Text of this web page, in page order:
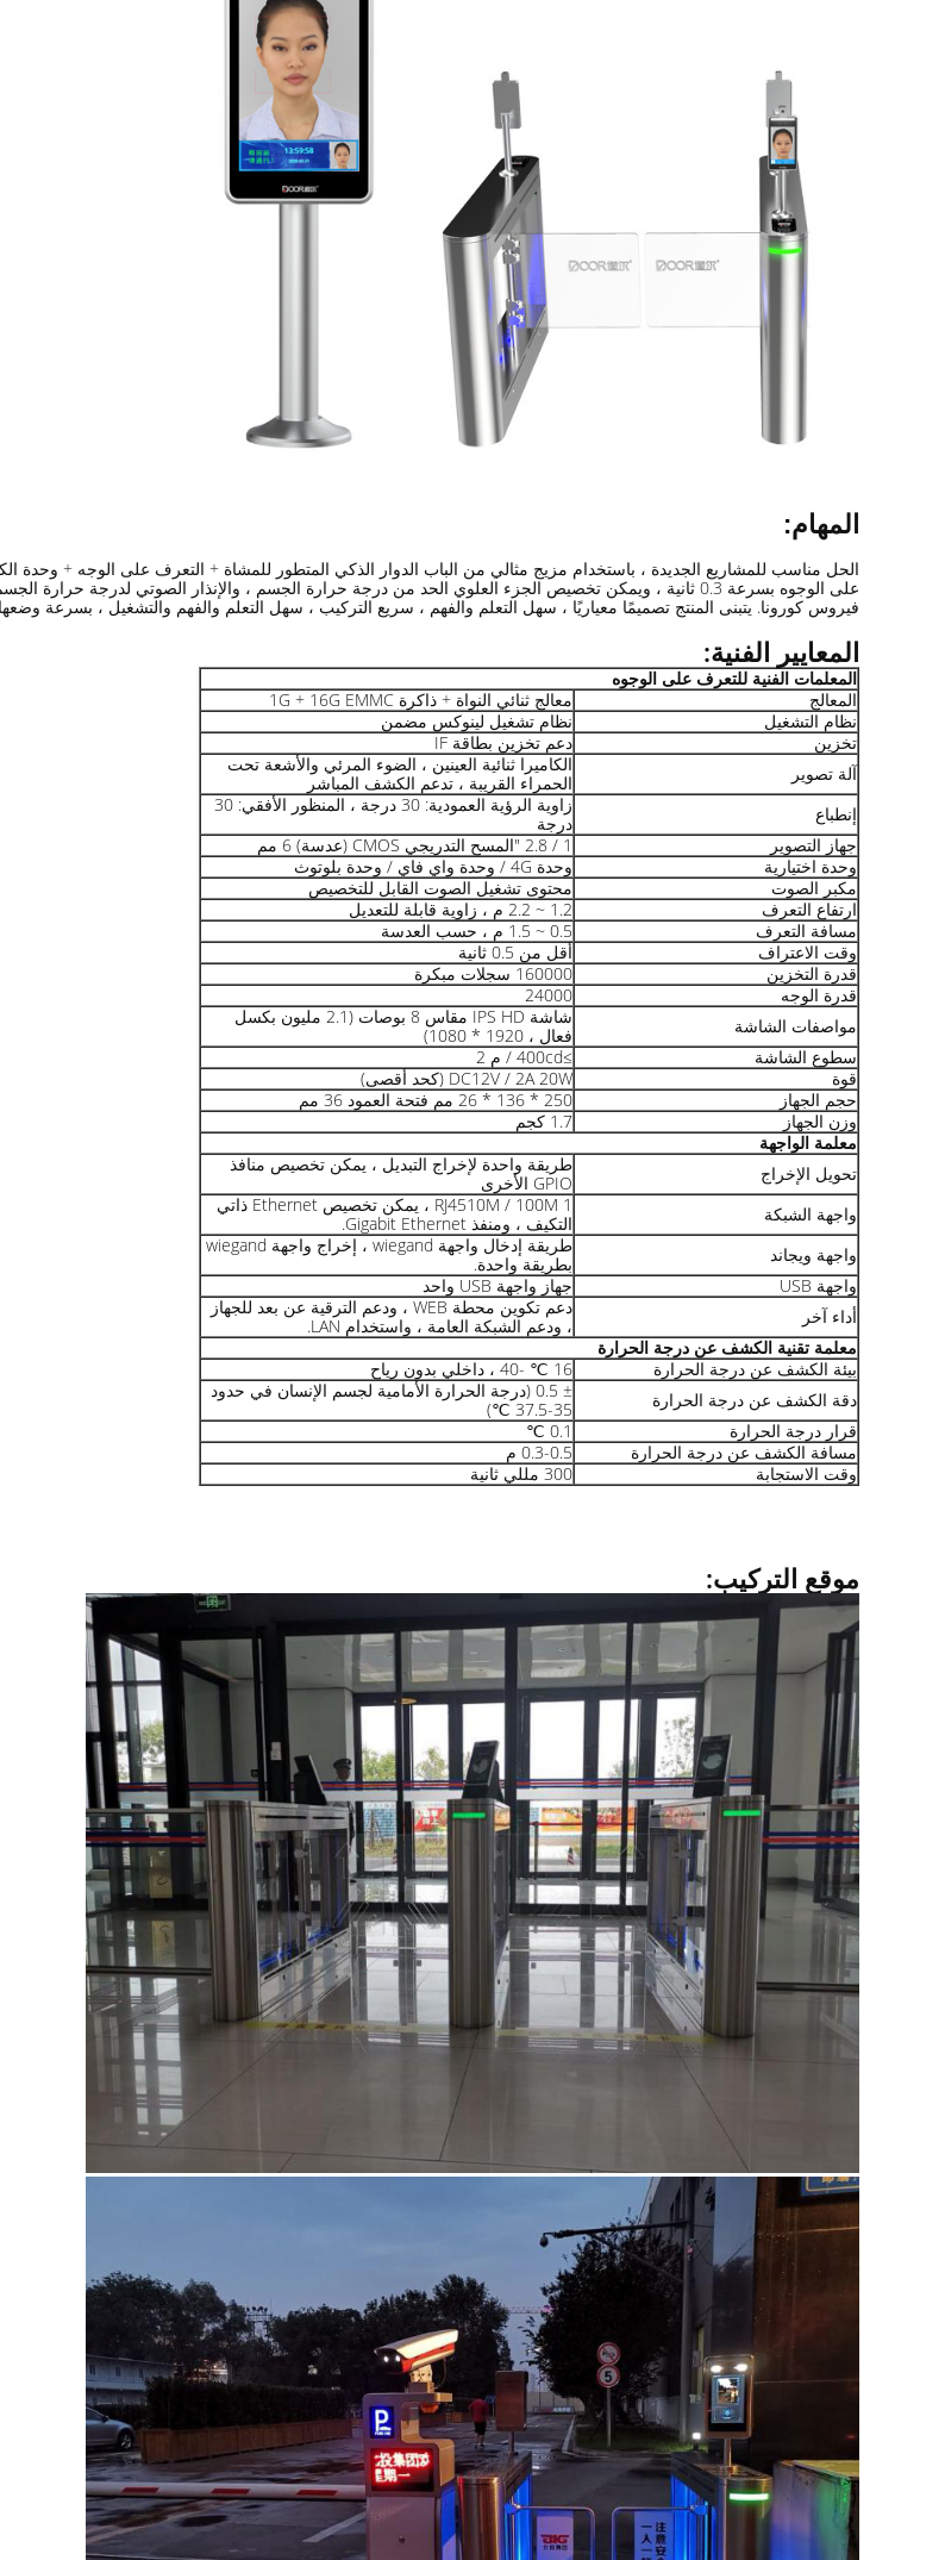
المهام:
على الوجوه بسرعة 0.3 ثانية ، ويمكن تخصيص الجزء العلوي الحد من درجة حرارة الجسم ، والإنذار الصوتي لدرجة
فيروس كورونا. يتبنى المنتج تصميمًا معياريًا ، سهل التعلم والفهم ، سريع التركيب ، سهل التعلم والفهم والتشغيل ، بسرعة
المعايير الفنية:
المعلمات الفنية للتعرف على الوجوه
المعالج
معالج ثنائي النواة + ذاكرة 1G + 16G EMMC
نظام التشغيل
نظام تشغيل لينوكس مضمن
تخزين
دعم تخزين بطاقة IF
آلة تصوير
الكاميرا ثنائية العينين ، الضوء المرئي والأشعة تحت
الحمراء القريبة ، تدعم الكشف المباشر
إنطباع
زاوية الرؤية العمودية: 30 درجة ، المنظور الأفقي: 30
درجة
جهاز التصوير
1 / 2.8 "المسح التدريجي CMOS (عدسة) 6 مم
وحدة اختيارية
وحدة 4G / وحدة واي فاي / وحدة بلوتوث
مكبر الصوت
محتوى تشغيل الصوت القابل للتخصيص
ارتفاع التعرف
1.2 ~ 2.2 م ، زاوية قابلة للتعديل
مسافة التعرف
0.5 ~ 1.5 م ، حسب العدسة
وقت الاعتراف
أقل من 0.5 ثانية
قدرة التخزين
160000 سجلات مبكرة
قدرة الوجه
24000
مواصفات الشاشة
شاشة IPS HD مقاس 8 بوصات (2.1 مليون بكسل
فعال ، 1920 * 1080)
سطوع الشاشة
≥400cd / م 2
قوة
DC12V / 2A 20W (كحد أقصى)
حجم الجهاز
250 * 136 * 26 مم فتحة العمود 36 مم
وزن الجهاز
1.7 كجم
معلمة الواجهة
تحويل الإخراج
طريقة واحدة لإخراج التبديل ، يمكن تخصيص منافذ
GPIO الأخرى
واجهة الشبكة
1 RJ4510M / 100M ، يمكن تخصيص Ethernet ذاتي
التكيف ، ومنفذ Gigabit Ethernet.
واجهة ويجاند
طريقة إدخال واجهة wiegand ، إخراج واجهة wiegand
بطريقة واحدة.
واجهة USB
جهاز واجهة USB واحد
أداء آخر
دعم تكوين محطة WEB ، ودعم الترقية عن بعد للجهاز
، ودعم الشبكة العامة ، واستخدام LAN.
معلمة تقنية الكشف عن درجة الحرارة
بيئة الكشف عن درجة الحرارة
16 ℃ -40 ، داخلي بدون رياح
دقة الكشف عن درجة الحرارة
± 0.5 (درجة الحرارة الأمامية لجسم الإنسان في حدود
35-37.5 ℃)
قرار درجة الحرارة
0.1 ℃
مسافة الكشف عن درجة الحرارة
0.3-0.5 م
وقت الاستجابة
300 مللي ثانية
موقع التركيب: